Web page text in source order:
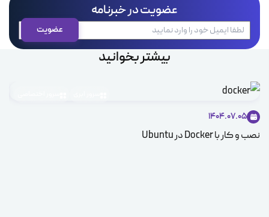
عضویت در خبرنامه
بیشتر بخوانید
1404.07.05
نصب و کار با Docker در Ubuntu